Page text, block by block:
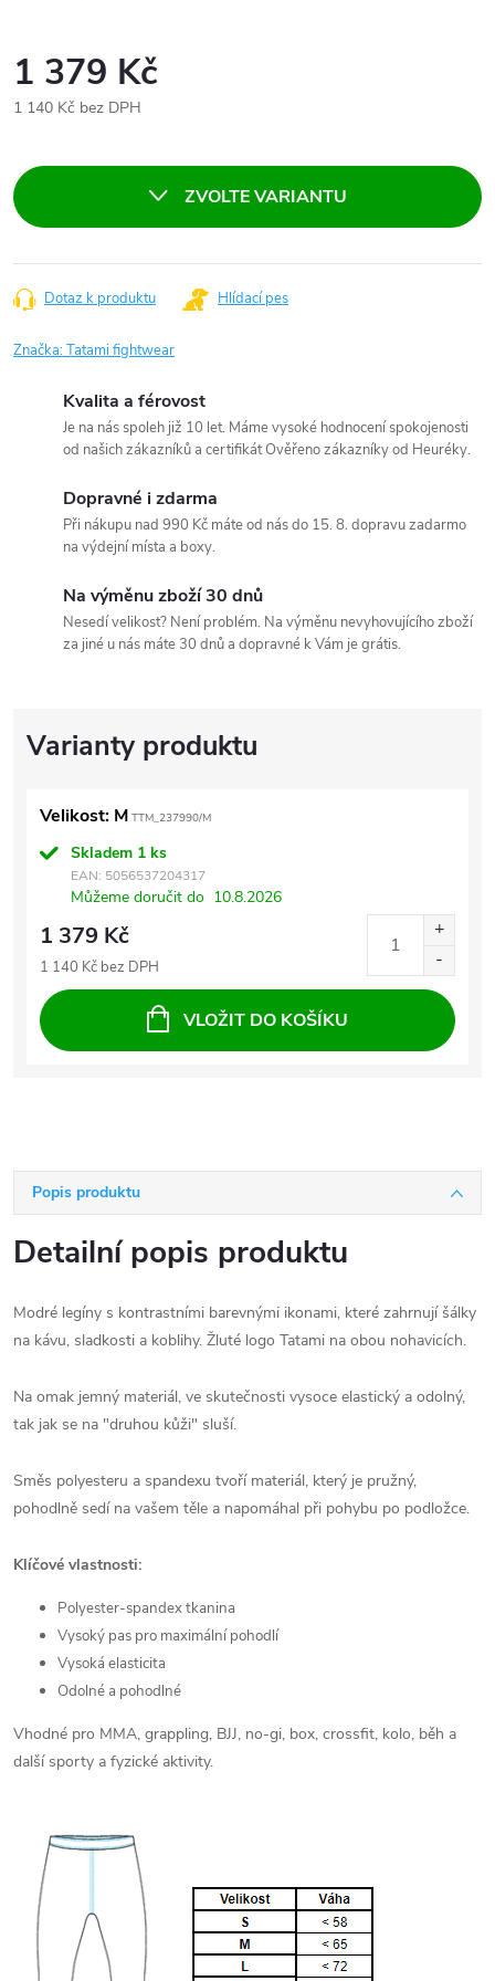
1 379 Kč
1 140 Kč bez DPH
ZVOLTE VARIANTU
Dotaz k produktu Hlídací pes
Značka:Tatami fightwear
Kvalita a férovost
Je na nás spoleh již 10 let. Máme vysoké hodnocení spokojenosti
od našich zákazníků a certifikát Ověřeno zákazníky od Heuréky.
Dopravné i zdarma
Při nákupu nad 990 Kč máte od nás do 15. 8. dopravu zadarmo
na výdejní místa a boxy.
Na výměnu zboží 30 dnů
Nesedí velikost? Není problém. Na výměnu nevyhovujícího zboží
za jiné u nás máte 30 dnů a dopravné k Vám je grátis.
Velikost: M TTM_237990/M
Skladem 1 ks
EAN: 5056537204317
Můžeme doručit do 10.8.2026
1 379 Kč
1 140 Kč bez DPH
VLOŽIT DO KOŠÍKU
Popis produktu
Detailní popis produktu
Modré legíny s kontrastními barevnými ikonami, které zahrnují šálky
na kávu, sladkosti a koblihy. Žluté logo Tatami na obou nohavicích.
Na omak jemný materiál, ve skutečnosti vysoce elastický a odolný,
tak jak se na "druhou kůži" sluší.
Směs polyesteru a spandexu tvoří materiál, který je pružný,
pohodlně sedí na vašem těle a napomáhal při pohybu po podložce.
Klíčové vlastnosti:
Polyester-spandex tkanina
Vysoký pas pro maximální pohodlí
Vysoká elasticita
Odolné a pohodlné
Vhodné pro MMA, grappling, BJJ, no-gi, box, crossfit, kolo, běh a
další sporty a fyzické aktivity.